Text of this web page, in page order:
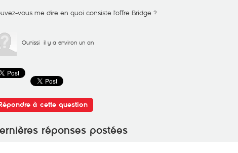
vous me dire en quoi consiste l'offre Bridge ?
Ounissi il y a environ un an
à cette question
réponses postées